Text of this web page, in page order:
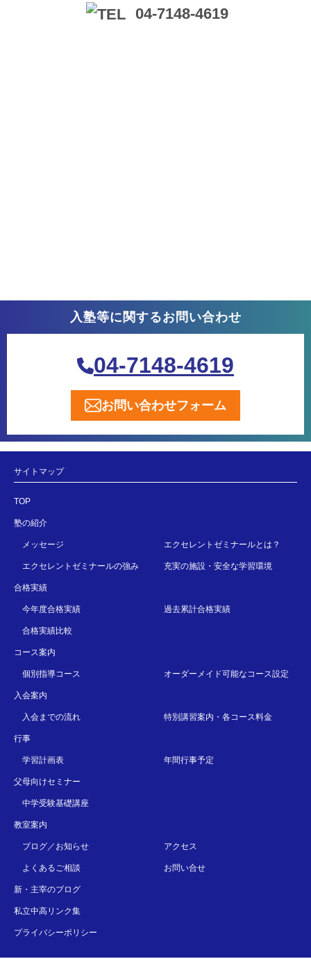
04-7148-4619
入塾等に関するお問い合わせ
04-7148-4619
お問い合わせフォーム
サイトマップ
TOP
塾の紹介
メッセージ エクセレントゼミナールとは？
エクセレントゼミナールの強み 充実の施設・安全な学習環境
合格実績
今年度合格実績 過去累計合格実績
合格実績比較
コース案内
個別指導コース オーダーメイド可能なコース設定
入会案内
入会までの流れ 特別講習案内・各コース料金
行事
学習計画表 年間行事予定
父母向けセミナー
中学受験基礎講座
教室案内
ブログ／お知らせ アクセス
よくあるご相談 お問い合せ
新・主宰のブログ
私立中高リンク集
プライバシーポリシー